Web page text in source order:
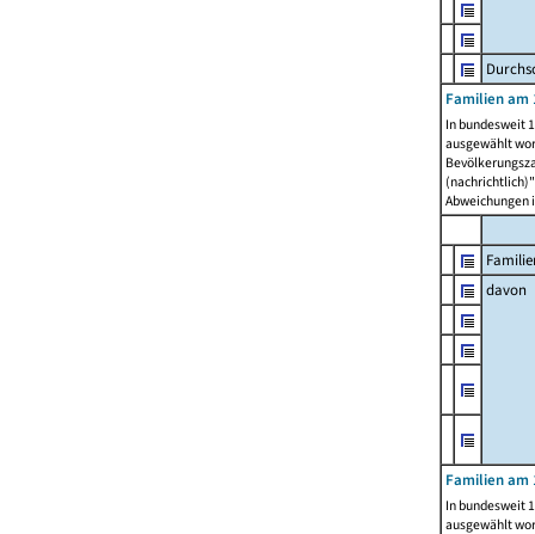
Familien am
In bundesweit
ausgewählt
Abweichungen
davon
Familien am
In bundesweit
ausgewählt